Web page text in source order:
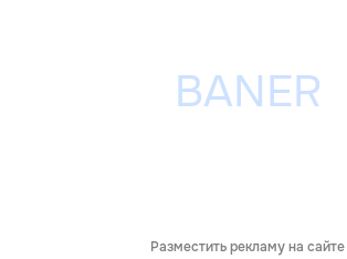
Разместить рекламу на сайте